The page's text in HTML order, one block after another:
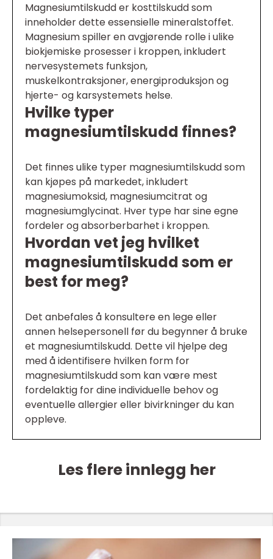
Magnesiumtilskudd er kosttilskudd som
inneholder dette essensielle mineralstoffet.
Magnesium spiller en avgjørende rolle i ulike
biokjemiske prosesser i kroppen, inkludert
nervesystemets funksjon,
muskelkontraksjoner, energiproduksjon og
hjerte- og karsystemets helse.
Hvilke typer
magnesiumtilskudd finnes?
Det finnes ulike typer magnesiumtilskudd som
kan kjøpes på markedet, inkludert
magnesiumoksid, magnesiumcitrat og
magnesiumglycinat. Hver type har sine egne
fordeler og absorberbarhet i kroppen.
Hvordan vet jeg hvilket
magnesiumtilskudd som er
best for meg?
Det anbefales å konsultere en lege eller
annen helsepersonell før du begynner å bruke
et magnesiumtilskudd. Dette vil hjelpe deg
med å identifisere hvilken form for
magnesiumtilskudd som kan være mest
fordelaktig for dine individuelle behov og
eventuelle allergier eller bivirkninger du kan
oppleve.
Les flere innlegg her